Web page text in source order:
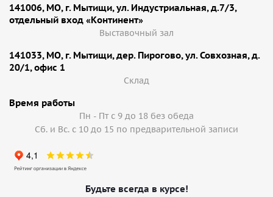
141006, МО, г. Мытищи, ул. Индустриальная, д.7/3,
отдельный вход «Континент»
Выставочный зал
141033, МО, г. Мытищи, дер. Пирогово, ул. Совхозная, д.
20/1, офис 1
Cклад
Время работы
Пн - Пт с 9 до 18 без обеда
Сб. и Вс. с 10 до 15 по предварительной записи
Будьте всегда в курсе!